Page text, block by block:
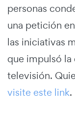
personas
una petición
las iniciativas
que impulsó la
televisión.
visite este link.